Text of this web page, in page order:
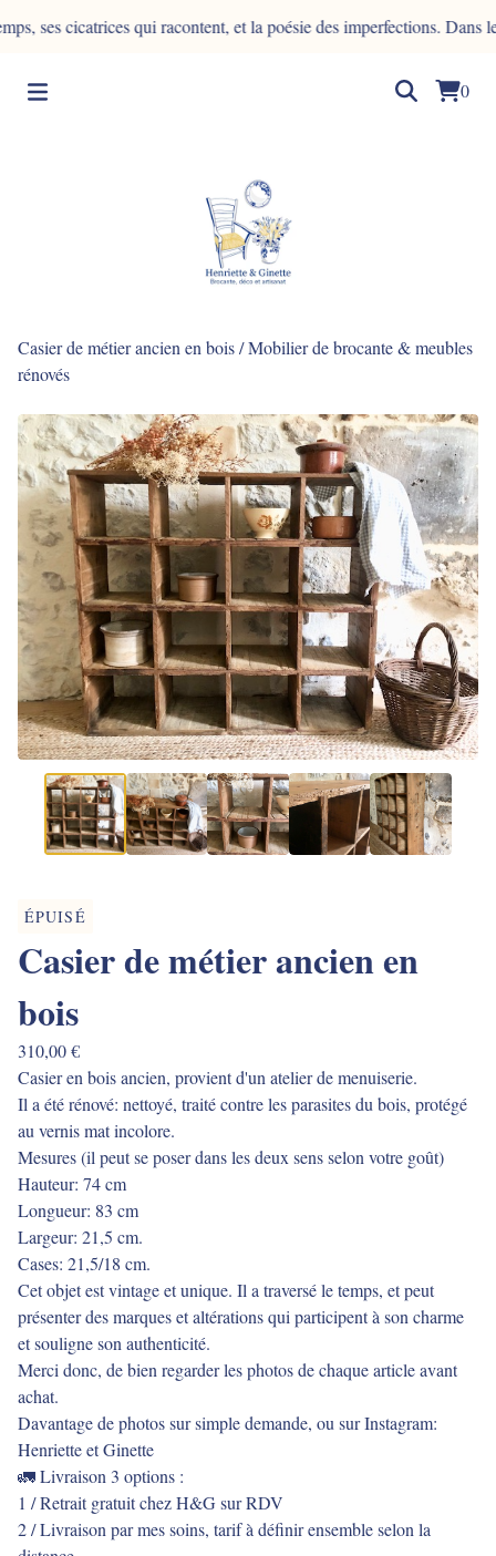
ses cicatrices qui racontent, et la poésie des imperfections. Dans
0
Casier de métier ancien en bois/Mobilier de brocante & meubles
rénovés
ÉPUISÉ
Casier de métier ancien en
bois
310,00€
Casier en bois ancien, provient d'un atelier de menuiserie.
Il a été rénové: nettoyé, traité contre les parasites du bois, protégé
au vernis mat incolore.
Mesures (il peut se poser dans les deux sens selon votre goût)
Hauteur: 74 cm
Longueur: 83 cm
Largeur: 21,5 cm.
Cases: 21,5/18 cm.
Cet objet est vintage et unique. Il a traversé le temps, et peut
présenter des marques et altérations qui participent à son charme
et souligne son authenticité.
Merci donc, de bien regarder les photos de chaque article avant
achat.
Davantage de photos sur simple demande, ou sur Instagram:
Henriette et Ginette
🚛 Livraison 3 options :
1 / Retrait gratuit chez H&G sur RDV
2 / Livraison par mes soins, tarif à définir ensemble selon la